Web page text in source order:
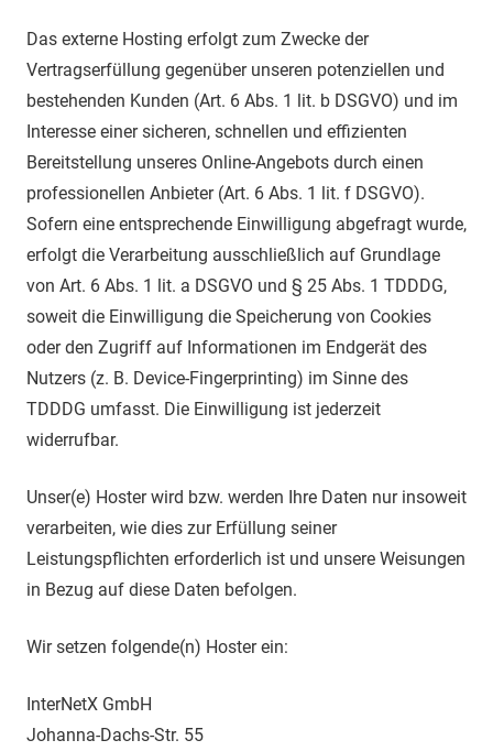
Das externe Hosting erfolgt zum Zwecke der
Vertragserfüllung gegenüber unseren potenziellen und
bestehenden Kunden (Art. 6 Abs. 1 lit. b DSGVO) und im
Interesse einer sicheren, schnellen und effizienten
Bereitstellung unseres Online-Angebots durch einen
professionellen Anbieter (Art. 6 Abs. 1 lit. f DSGVO).
Sofern eine entsprechende Einwilligung abgefragt wurde,
erfolgt die Verarbeitung ausschließlich auf Grundlage
von Art. 6 Abs. 1 lit. a DSGVO und § 25 Abs. 1 TDDDG,
soweit die Einwilligung die Speicherung von Cookies
oder den Zugriff auf Informationen im Endgerät des
Nutzers (z. B. Device-Fingerprinting) im Sinne des
TDDDG umfasst. Die Einwilligung ist jederzeit
widerrufbar.
Unser(e) Hoster wird bzw. werden Ihre Daten nur insoweit
verarbeiten, wie dies zur Erfüllung seiner
Leistungspflichten erforderlich ist und unsere Weisungen
in Bezug auf diese Daten befolgen.
Wir setzen folgende(n) Hoster ein:
InterNetX GmbH
Johanna-Dachs-Str. 55